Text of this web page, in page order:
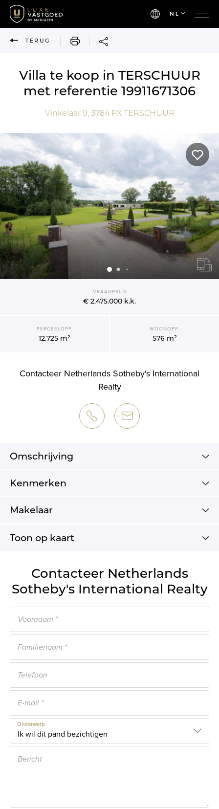
NL
TERUG AFDRUKKEN
Villa te koop in TERSCHUUR
met referentie 19911671306
Vinkelaar 9, 3784 PXTERSCHUUR
VRAAGPRIJS
€ 2.475.000 k.k.
PERCEELOPP.
12.725 m²
WOONOPP.
576 m²
Contacteer Netherlands Sotheby's International
Realty
Omschrijving
Kenmerken
Makelaar
Toon op kaart
Contacteer Netherlands
Sotheby's International Realty
Onderwerp